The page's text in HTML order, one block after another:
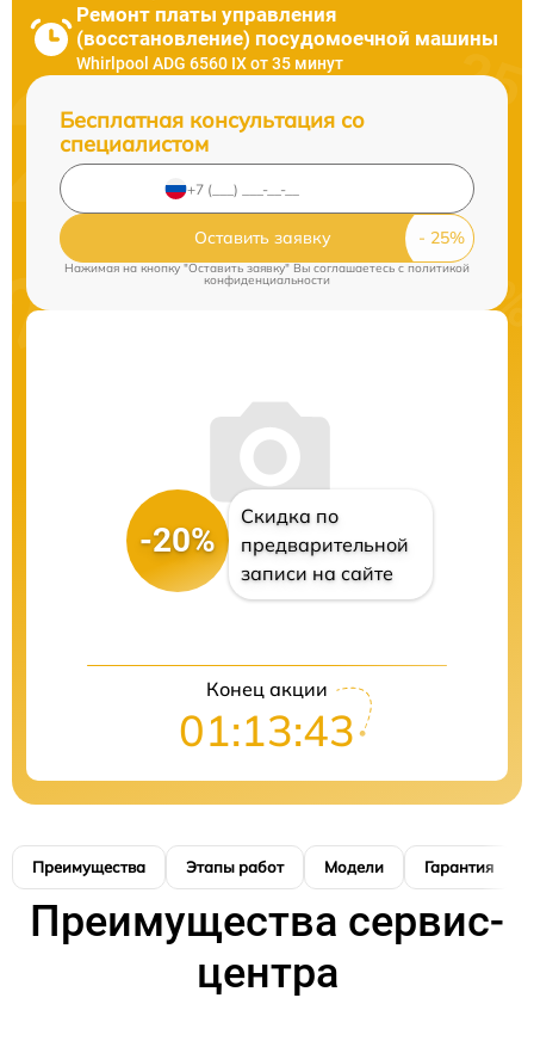
Ремонт платы управления
(восстановление) посудомоечной машины
Whirlpool ADG 6560 IX от 35 минут
Бесплатная консультация со
специалистом
Оставить заявку
Нажимая на кнопку "Оставить заявку" Вы соглашаетесь c политикой
конфиденциальности
-20%
Скидка по
предварительной
записи на сайте
Конец акции
01:13:42
Преимущества Этапы работ Модели Гарантия
Преимущества сервис-
центра